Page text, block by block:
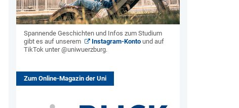
Spannende Geschichten und Infos zum Studium
gibt es auf unserem
Instagram-Konto und auf
TikTok unter @uniwuerzburg.
Zum Online-Magazin der Uni